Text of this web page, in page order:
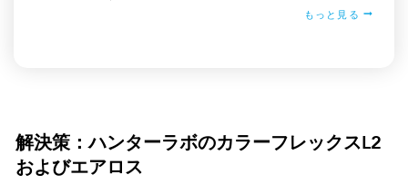
もっと見る
解決策：ハンターラボのカラーフレックスL2
およびエアロス